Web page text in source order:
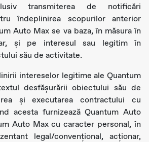
transmiterea de notificări
îndeplinirea scopurilor anterior
Auto Max se va baza, în măsura în
și pe interesul sau legitim în
său de activitate.
intereselor legitime ale Quantum
desfășurării obiectului său de
și executarea contractului cu
acesta furnizează Quantum Auto
Auto Max cu caracter personal, în
legal/convențional, acționar,